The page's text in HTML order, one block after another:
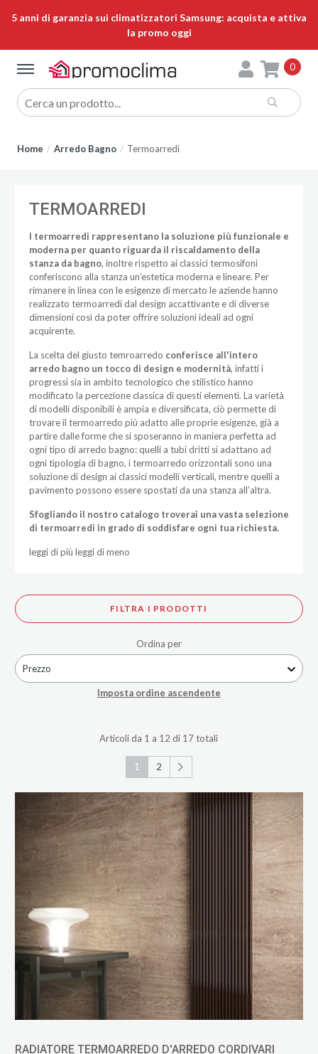
5 anni di garanzia sui climatizzatori Samsung: acquista e attiva
la promo oggi
0
Home Arredo Bagno Termoarredi
TERMOARREDI
I termoarredi rappresentano la soluzione più funzionale e
moderna per quanto riguarda il riscaldamento della
stanza da bagno, inoltre rispetto ai classici termosifoni
conferiscono alla stanza un’estetica moderna e lineare. Per
rimanere in linea con le esigenze di mercato le aziende hanno
realizzato termoarredi dal design accattivante e di diverse
dimensioni così da poter offrire soluzioni ideali ad ogni
acquirente.
La scelta del giusto temroarredo conferisce all'intero
arredo bagnoun tocco di design e modernità, infatti i
progressi sia in ambito tecnologico che stilistico hanno
modificato la percezione classica di questi elementi. La varietà
di modelli disponibili è ampia e diversificata, ciò permette di
trovare il termoarredo più adatto alle proprie esigenze, già a
partire dalle forme che si sposeranno in maniera perfetta ad
ogni tipo di arredo bagno: quelli a tubi dritti si adattano ad
ogni tipologia di bagno, i termoarredo orizzontali sono una
soluzione di design ai classici modelli verticali, mentre quelli a
pavimento possono essere spostati da una stanza all’altra.
Sfogliando il nostro catalogo troverai una vasta selezione
di termoarredi in grado di soddisfare ogni tua richiesta.
leggi di più leggi di meno
FILTRA I PRODOTTI
Ordina per
Prezzo
Imposta ordine ascendente
Articoli da 1 a 12 di 17 totali
1 2
RADIATORE TERMOARREDO D'ARREDO CORDIVARI